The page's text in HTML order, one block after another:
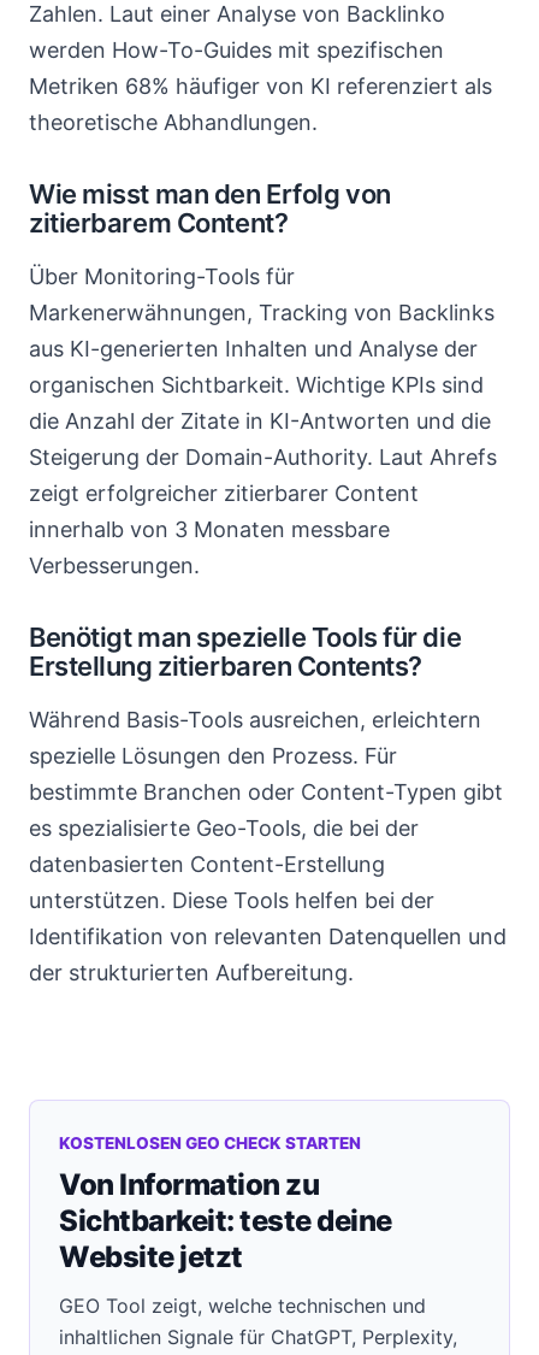
Zahlen. Laut einer Analyse von Backlinko
werden How-To-Guides mit spezifischen
Metriken 68% häufiger von KI referenziert als
theoretische Abhandlungen.
Wie misst man den Erfolg von
zitierbarem Content?
Über Monitoring-Tools für
Markenerwähnungen, Tracking von Backlinks
aus KI-generierten Inhalten und Analyse der
organischen Sichtbarkeit. Wichtige KPIs sind
die Anzahl der Zitate in KI-Antworten und die
Steigerung der Domain-Authority. Laut Ahrefs
zeigt erfolgreicher zitierbarer Content
innerhalb von 3 Monaten messbare
Verbesserungen.
Benötigt man spezielle Tools für die
Erstellung zitierbaren Contents?
Während Basis-Tools ausreichen, erleichtern
spezielle Lösungen den Prozess. Für
bestimmte Branchen oder Content-Typen gibt
es spezialisierte Geo-Tools, die bei der
datenbasierten Content-Erstellung
unterstützen. Diese Tools helfen bei der
Identifikation von relevanten Datenquellen und
der strukturierten Aufbereitung.
KOSTENLOSEN GEO CHECK STARTEN
Von Information zu
Sichtbarkeit: teste deine
Website jetzt
GEO Tool zeigt, welche technischen und
inhaltlichen Signale für ChatGPT, Perplexity,